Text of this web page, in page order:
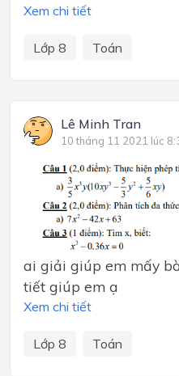
Xem chi tiết
Lớp 8 Toán
Lê Minh Tran
10 tháng 11 2021 lúc
ai giải giúp em mấy
tiết giúp em ạ
Xem chi tiết
Lớp 8 Toán